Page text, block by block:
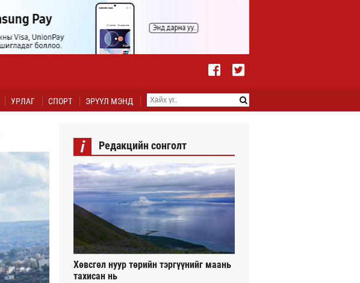
УРЛАГ СПОРТ ЭРҮҮЛ МЭНД
i Редакцийн сонголт
Хөвсгөл нуур төрийн тэргүүнийг маань
тахисан нь